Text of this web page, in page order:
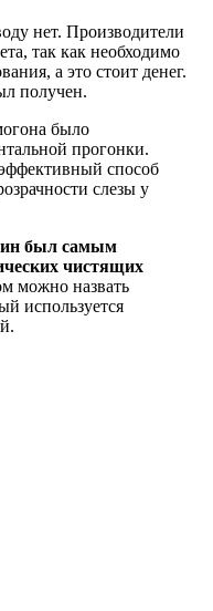
нет. Производители
так как необходимо
а это стоит денег.
получен.
было
прогонки.
способ
слезы у
был самым
чистящих
можно назвать
используется